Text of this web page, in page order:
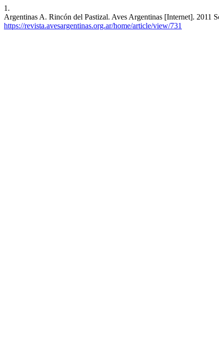
1.
Argentinas A. Rincón del Pastizal. Aves Argentinas [Internet]. 2011
https://revista.avesargentinas.org.ar/home/article/view/731